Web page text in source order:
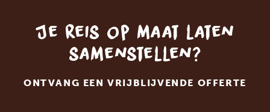
Je reis op maat laten
samenstellen?
ONTVANG EEN VRIJBLIJVENDE OFFERTE